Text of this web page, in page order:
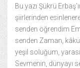
Bu yazı Şükrü
şiirlerinden
senden öğrendim
senden Zaman,
yeşil soluğum,
Sevmenin, dünyayı